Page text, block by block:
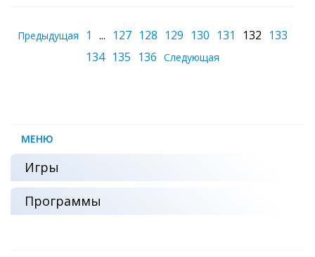
Предыдущая 1 ... 127 128 129 130 131 132 133
134 135 136 Следующая
МЕНЮ
Игры
Программы